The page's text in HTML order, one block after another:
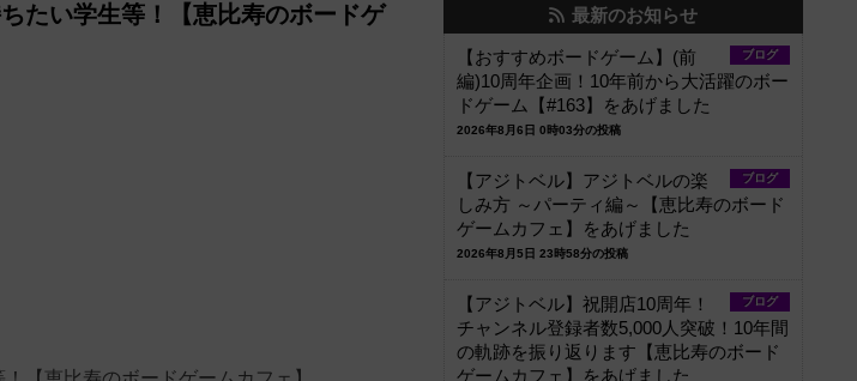
たい学生等！【恵比寿のボードゲ
最新のお知らせ
ブログ
【おすすめボードゲーム】(前
編)10周年企画！10年前から大活躍のボー
ドゲーム【#163】をあげました
2026年8月6日 0時03分の投稿
ブログ
【アジトベル】アジトベルの楽
しみ方 ～パーティ編～【恵比寿のボード
ゲームカフェ】をあげました
2026年8月5日 23時58分の投稿
ブログ
【アジトベル】祝開店10周年！
チャンネル登録者数5,000人突破！10年間
の軌跡を振り返ります【恵比寿のボード
ゲームカフェ】をあげました